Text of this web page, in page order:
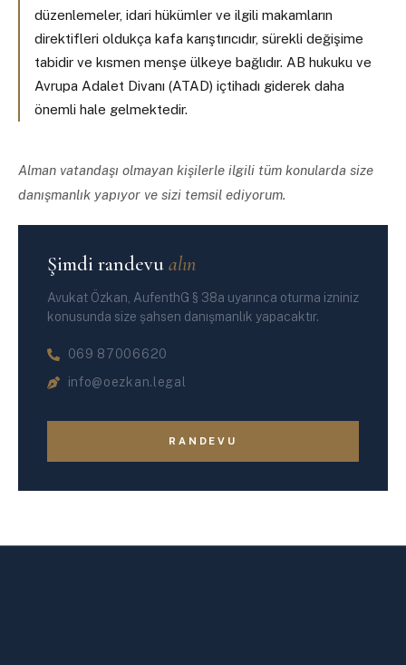
düzenlemeler, idari hükümler ve ilgili makamların
direktifleri oldukça kafa karıştırıcıdır, sürekli değişime
tabidir ve kısmen menşe ülkeye bağlıdır. AB hukuku ve
Avrupa Adalet Divanı (ATAD) içtihadı giderek daha
önemli hale gelmektedir.
Alman vatandaşı olmayan kişilerle ilgili tüm konularda size
danışmanlık yapıyor ve sizi temsil ediyorum.
Şimdi randevualın
Avukat Özkan, AufenthG § 38a uyarınca oturma izniniz
konusunda size şahsen danışmanlık yapacaktır.
069 87006620
info@oezkan.legal
RANDEVU